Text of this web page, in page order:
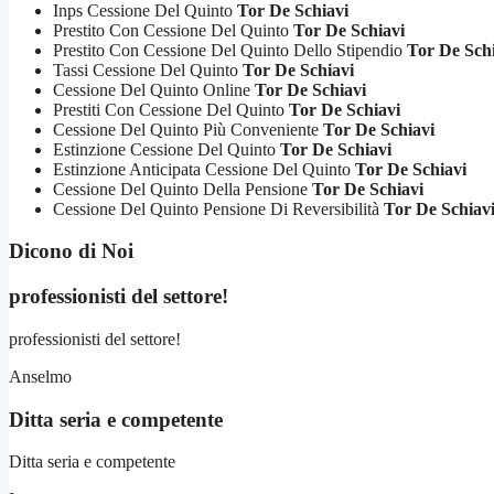
Inps Cessione Del Quinto Tor De Schiavi
Prestito Con Cessione Del Quinto Tor De Schiavi
Prestito Con Cessione Del Quinto Dello Stipendio Tor De
Tassi Cessione Del Quinto Tor De Schiavi
Cessione Del Quinto Online Tor De Schiavi
Prestiti Con Cessione Del Quinto Tor De Schiavi
Cessione Del Quinto Più Conveniente Tor De Schiavi
Estinzione Cessione Del Quinto Tor De Schiavi
Estinzione Anticipata Cessione Del Quinto Tor De Schiavi
Cessione Del Quinto Della Pensione Tor De Schiavi
Cessione Del Quinto Pensione Di Reversibilità Tor De Schiavi
Dicono di Noi
professionisti del settore!
professionisti del settore!
Anselmo
Ditta seria e competente
Ditta seria e competente